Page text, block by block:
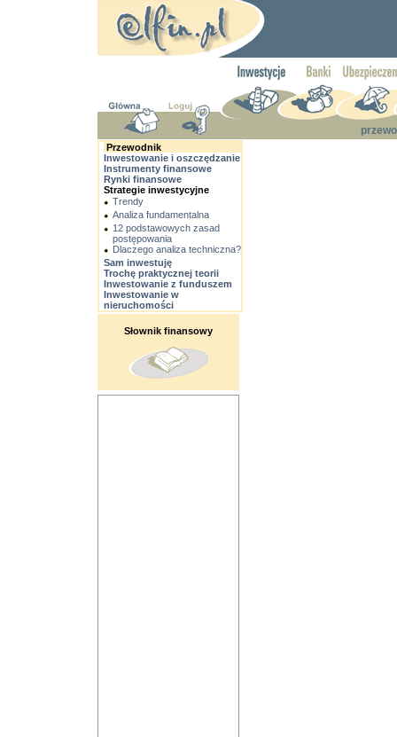
Przewodnik
Inwestowanie i oszczędzanie
Instrumenty finansowe
Rynki finansowe
Strategie inwestycyjne
Trendy
Analiza fundamentalna
12 podstawowych zasad
postępowania
Dlaczego analiza techniczna?
Sam inwestuję
Trochę praktycznej teorii
Inwestowanie z funduszem
Inwestowanie w
nieruchomości
Słownik finansowy